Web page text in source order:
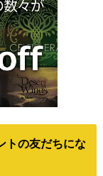
トの友だちにな